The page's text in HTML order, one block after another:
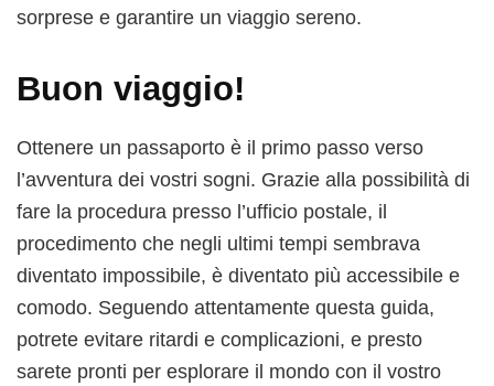
sorprese e garantire un viaggio sereno.
Buon viaggio!
Ottenere un passaporto è il primo passo verso
l’avventura dei vostri sogni. Grazie alla possibilità di
fare la procedura presso l’ufficio postale, il
procedimento che negli ultimi tempi sembrava
diventato impossibile, è diventato più accessibile e
comodo. Seguendo attentamente questa guida,
potrete evitare ritardi e complicazioni, e presto
sarete pronti per esplorare il mondo con il vostro